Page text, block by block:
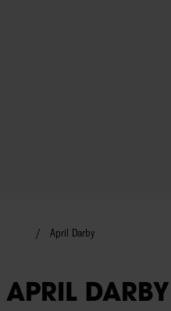
April Darby
APRIL DARBY